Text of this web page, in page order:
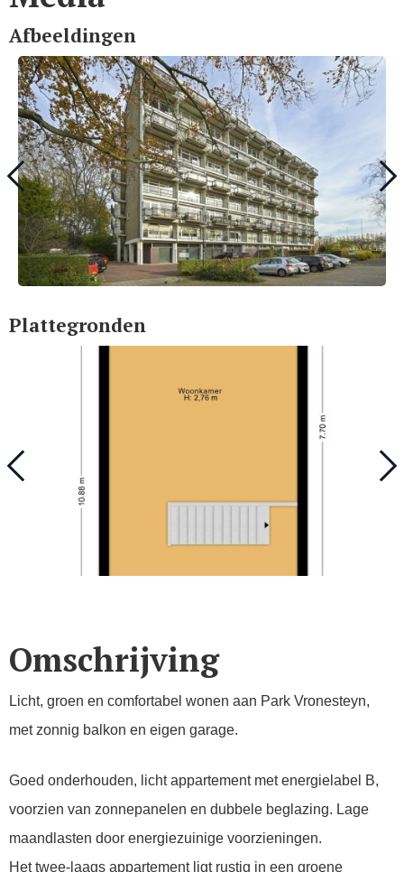
Afbeeldingen
Plattegronden
Omschrijving
Licht, groen en comfortabel wonen aan Park Vronesteyn,
met zonnig balkon en eigen garage.
Goed onderhouden, licht appartement met energielabel B,
voorzien van zonnepanelen en dubbele beglazing. Lage
maandlasten door energiezuinige voorzieningen.
Het twee-laags appartement ligt rustig in een groene